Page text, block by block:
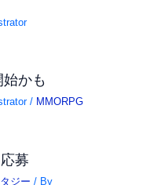
かも
/ MMORPG
募
ジー / By